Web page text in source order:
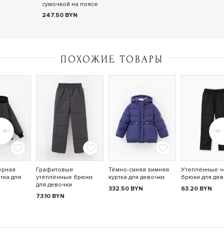
сумочкой на поясе
247.50 BYN
ПОХОЖИЕ ТОВАРЫ
для
Графитовые
утеплённые брюки
для девочки
73.10 BYN
Тёмно-синяя зимняя
куртка для девочки
332.50 BYN
Утеплённые
брюки для
63.20 BYN